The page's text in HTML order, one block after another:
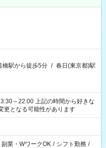
橋駅から徒歩5分 / 春日(東京都)駅
の時間から好きな
更となる可能性があります
副業・WワークOK / シフト勤務 /